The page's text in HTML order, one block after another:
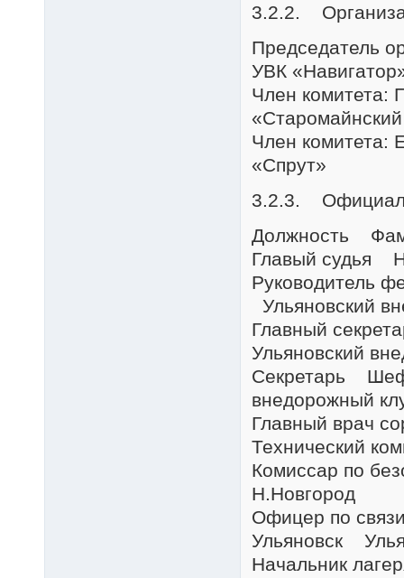
3.2.2.
Председатель
УВК
Член комитета:
Член комитета:
«Спрут»
3.2.3.
Должность
Главый судья
Руководитель
Ульяновский
Главный
Ульяновский
Секретарь
внедорожный
Главный врач
Технический
Комиссар по
Н.Новгород
Офицер по
Ульяновск
Начальник